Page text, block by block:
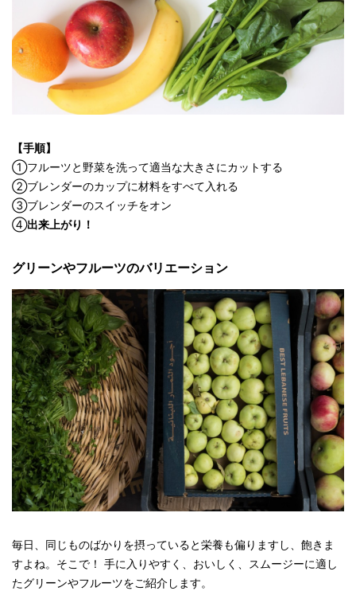
【手順】
①フルーツと野菜を洗って適当な大きさにカットする
②ブレンダーのカップに材料をすべて入れる
③ブレンダーのスイッチをオン
④出来上がり！
グリーンやフルーツのバリエーション
毎日、同じものばかりを摂っていると栄養も偏りますし、飽きま
すよね。そこで！ 手に入りやすく、おいしく、スムージーに適し
たグリーンやフルーツをご紹介します。